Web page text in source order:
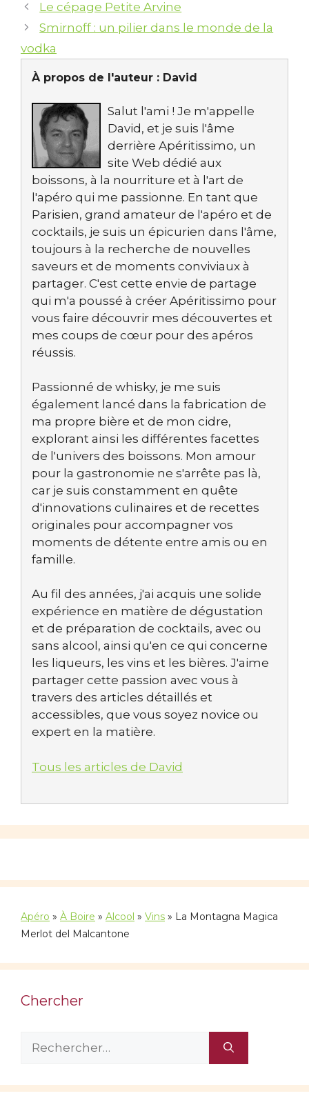
Le cépage Petite Arvine
Smirnoff : un pilier dans le monde de la
vodka
À propos de l'auteur : David
Salut l'ami ! Je m'appelle
David, et je suis l'âme
derrière Apéritissimo, un
site Web dédié aux
boissons, à la nourriture et à l'art de
l'apéro qui me passionne. En tant que
Parisien, grand amateur de l'apéro et de
cocktails, je suis un épicurien dans l'âme,
toujours à la recherche de nouvelles
saveurs et de moments conviviaux à
partager. C'est cette envie de partage
qui m'a poussé à créer Apéritissimo pour
vous faire découvrir mes découvertes et
mes coups de cœur pour des apéros
réussis.
Passionné de whisky, je me suis
également lancé dans la fabrication de
ma propre bière et de mon cidre,
explorant ainsi les différentes facettes
de l'univers des boissons. Mon amour
pour la gastronomie ne s'arrête pas là,
car je suis constamment en quête
d'innovations culinaires et de recettes
originales pour accompagner vos
moments de détente entre amis ou en
famille.
Au fil des années, j'ai acquis une solide
expérience en matière de dégustation
et de préparation de cocktails, avec ou
sans alcool, ainsi qu'en ce qui concerne
les liqueurs, les vins et les bières. J'aime
partager cette passion avec vous à
travers des articles détaillés et
accessibles, que vous soyez novice ou
expert en la matière.
Tous les articles de David
Apéro » À Boire » Alcool » Vins » La Montagna Magica
Merlot del Malcantone
Chercher
Rechercher :